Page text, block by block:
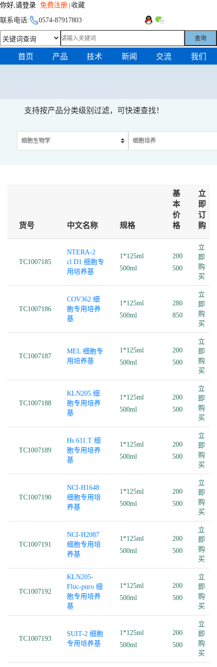
你好,请登录 免费注册 收藏
联系电话: 0574-87917803
查询
首页 产品 技术 新闻 交流 我们
支持按产品分类级别过滤，可快速查找！
货号 中文名称 规格
基
本
价
格
立
即
订
购
TC1007185
NTERA-2
cl.D1 细胞专
用培养基
1*125ml
500ml
200
500
立
即
购
买
TC1007186
COV362 细
胞专用培养
基
1*125ml
500ml
280
850
立
即
购
买
TC1007187
MEL 细胞专
用培养基
1*125ml
500ml
200
500
立
即
购
买
TC1007188
KLN205 细
胞专用培养
基
1*125ml
500ml
200
500
立
即
购
买
TC1007189
Hs 611.T 细
胞专用培养
基
1*125ml
500ml
200
500
立
即
购
买
TC1007190
NCI-H1648
细胞专用培
养基
1*125ml
500ml
200
500
立
即
购
买
TC1007191
NCI-H2087
细胞专用培
养基
1*125ml
500ml
200
500
立
即
购
买
TC1007192
KLN205-
Fluc-puro 细
胞专用培养
基
1*125ml
500ml
200
500
立
即
购
买
TC1007193
SUIT-2 细胞
专用培养基
1*125ml
500ml
200
500
立
即
购
买